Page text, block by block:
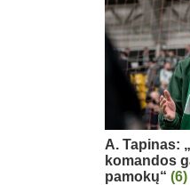
A. Tapinas:
komandos
pamokų“ (6)